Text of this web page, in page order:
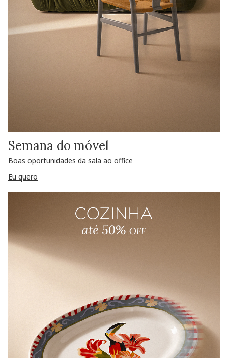
Semana do móvel
Boas oportunidades da sala ao office
Eu quero